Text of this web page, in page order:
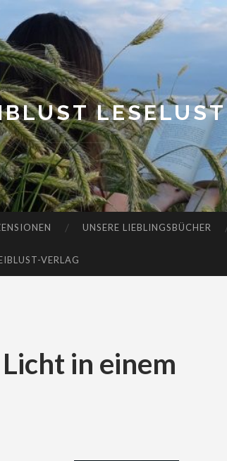
LESELUST
UNSERE LIEBLINGSBÜCHER
VERLAG
in einem